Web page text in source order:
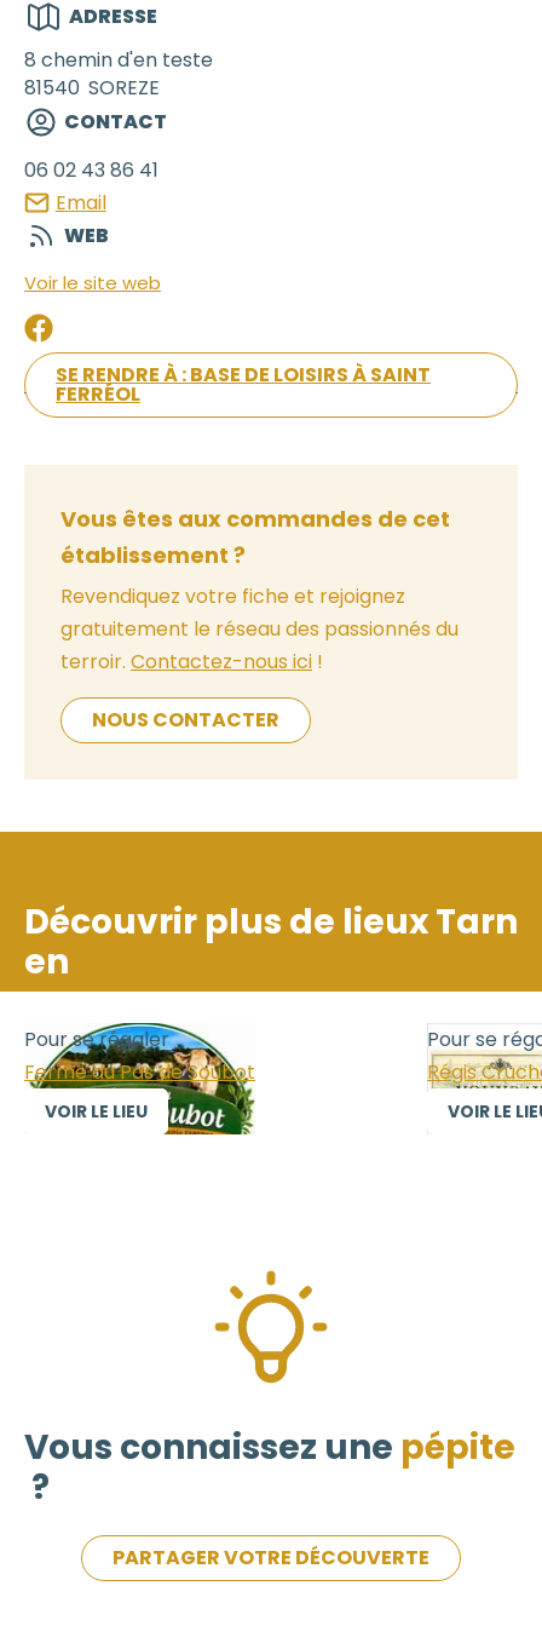
ADRESSE
8 chemin d'en teste
81540 SOREZE
CONTACT
06 02 43 86 41
Email
WEB
Voir le site web
SE RENDRE À : BASE DE LOISIRS À SAINT
FERRÉOL
Vous êtes aux commandes de cet
établissement ?
Revendiquez votre fiche et rejoignez
gratuitement le réseau des passionnés du
terroir. Contactez-nous ici !
NOUS CONTACTER
Découvrir plus de lieux
en
Tarn
Pour se régaler
Régis Cruchet
VOIR LE LIEU
Vous connaissez une pépite
?
PARTAGER VOTRE DÉCOUVERTE